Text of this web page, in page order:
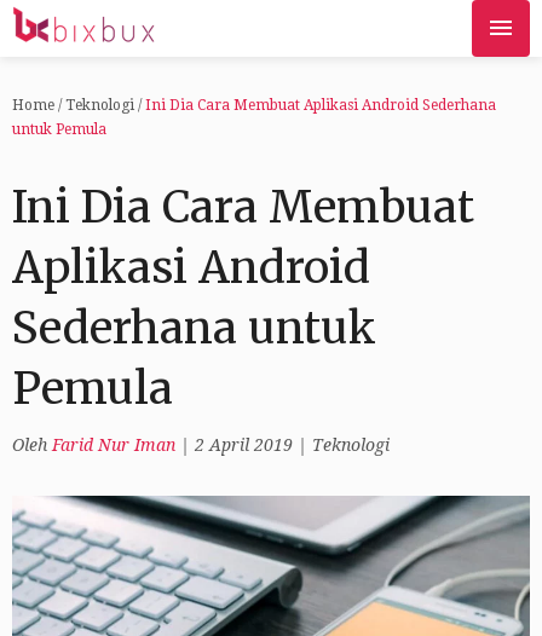
Home / Teknologi / Ini Dia Cara Membuat Aplikasi Android Sederhana
untuk Pemula
Ini Dia Cara Membuat
Aplikasi Android
Sederhana untuk
Pemula
Oleh Farid Nur Iman 2 April 2019 Teknologi